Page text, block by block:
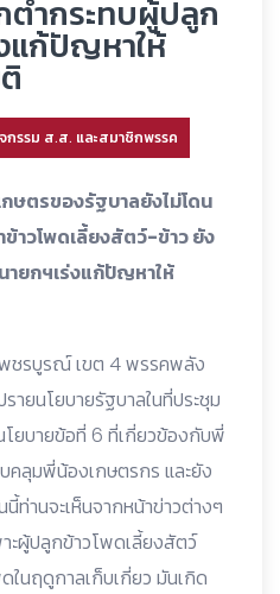
ำกระทบผู้ปลูก
แก้ปัญหาให้
กรรม ส.ส. และสมาชิกพรรค
ษตรของรัฐบาลยังไม่โดน
าวโพดเลี้ยงสัตว์-ข้าว ยัง
ยกฯเร่งแก้ปัญหาให้
ชรบูรณ์ เขต 4 พรรคพลัง
ยนโยบายรัฐบาลในที่ประชุม
โยบายข้อที่ 6 ที่เกี่ยวข้องกับพี่
คลุมพี่น้องเกษตรกร และยัง
ท่านจะเห็นจากหน้าข่าวต่างๆ
ะผู้ปลูกข้าวโพดเลี้ยงสัตว์
นฤดูกาลเก็บเกี่ยว มันเกิด